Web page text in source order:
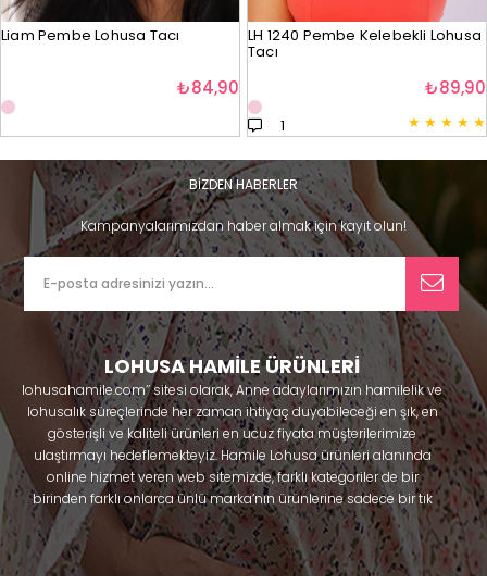
Liam Pembe Lohusa Tacı
₺84,90
LH 1240 Pembe Kelebekli Lohusa
Tacı
★ ★ ★ ★ ★
1
₺89,90
BİZDEN HABERLER
Kampanyalarımızdan haber almak için kayıt olun!
LOHUSA HAMİLE ÜRÜNLERİ
lohusahamile.com’’ sitesi olarak, Anne adaylarımızın hamilelik ve
lohusalık süreçlerinde her zaman ihtiyaç duyabileceği en şık, en
gösterişli ve kaliteli ürünleri en ucuz fiyata müşterilerimize
ulaştırmayı hedeflemekteyiz. Hamile Lohusa ürünleri alanında
online hizmet veren web sitemizde, farklı kategoriler de bir
birinden farklı onlarca ünlü marka’nın ürünlerine sadece bir tık
uzaklıkta olacaksınız. Hem hamilelik öncesi hem doğum sonrası
kullanabileceğiniz ürünler ile gebelik döneminizi huzur içinde
geçirmenize yardımcı olmaya çalışmaktayız. Annelerimizin